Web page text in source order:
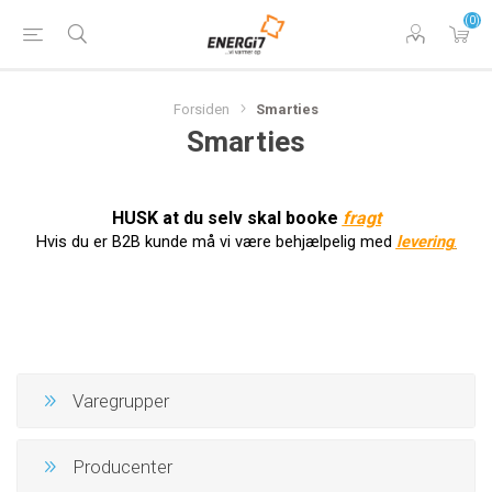
(0)
Forsiden Smarties
Smarties
HUSK at du selv skal booke fragt
Hvis du er B2B kunde må vi være behjælpelig med levering.
Varegrupper
Producenter